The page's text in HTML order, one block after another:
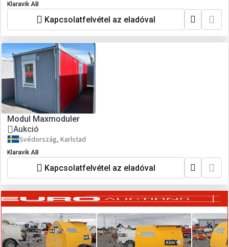
Klaravik AB
Kapcsolatfelvétel az eladóval
Modul Maxmoduler
Aukció
Svédország, Karlstad
Klaravik AB
Kapcsolatfelvétel az eladóval